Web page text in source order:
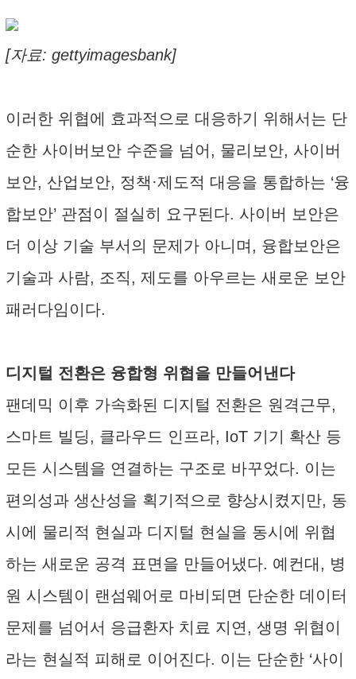
[자료: gettyimagesbank]
이러한 위협에 효과적으로 대응하기 위해서는 단
순한 사이버보안 수준을 넘어, 물리보안, 사이버
보안, 산업보안, 정책·제도적 대응을 통합하는 ‘융
합보안’ 관점이 절실히 요구된다. 사이버 보안은
더 이상 기술 부서의 문제가 아니며, 융합보안은
기술과 사람, 조직, 제도를 아우르는 새로운 보안
패러다임이다.
디지털 전환은 융합형 위협을 만들어낸다
팬데믹 이후 가속화된 디지털 전환은 원격근무,
스마트 빌딩, 클라우드 인프라, IoT 기기 확산 등
모든 시스템을 연결하는 구조로 바꾸었다. 이는
편의성과 생산성을 획기적으로 향상시켰지만, 동
시에 물리적 현실과 디지털 현실을 동시에 위협
하는 새로운 공격 표면을 만들어냈다. 예컨대, 병
원 시스템이 랜섬웨어로 마비되면 단순한 데이터
문제를 넘어서 응급환자 치료 지연, 생명 위협이
라는 현실적 피해로 이어진다. 이는 단순한 ‘사이